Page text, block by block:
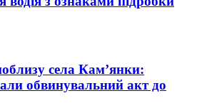
села Кам’янки:
обвинувальний акт до